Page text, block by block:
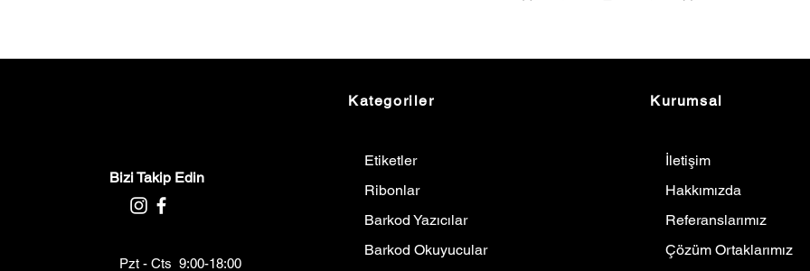
Bizi Takip Edin
Pzt - Cts 9:00-18:00
Kategoriler
Etiketler
Ribonlar
Barkod Yazıcılar
Barkod Okuyucular
Kurumsal
İletişim
Hakkımızda
Referanslarımız
Çözüm Ortaklarımız